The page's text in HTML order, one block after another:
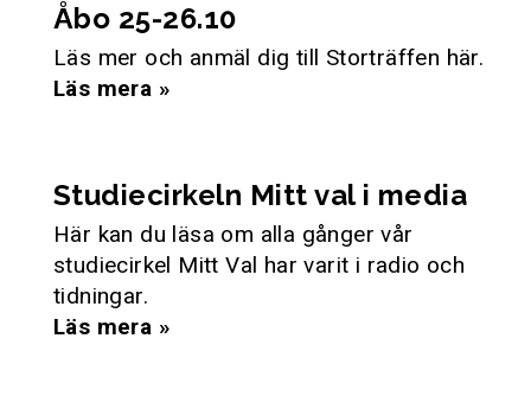
Åbo 25-26.10
Läs mer och anmäl dig till Storträffen här.
Läs mera »
Studiecirkeln Mitt val i media
Här kan du läsa om alla gånger vår
studiecirkel Mitt Val har varit i radio och
tidningar.
Läs mera »